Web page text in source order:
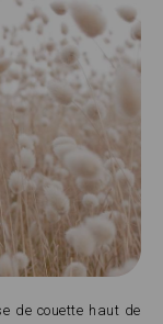
de couette haut de